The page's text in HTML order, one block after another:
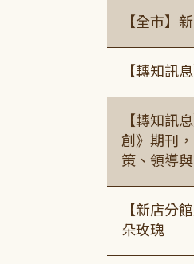
【全市】
【轉知訊
【轉知訊
創》期刊
策、領導
【新店分
朵玫瑰